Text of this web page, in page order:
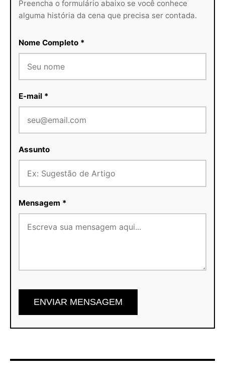
Preencha o formulário abaixo se você conhece
alguma história da cena que precisa ser contada.
Nome Completo *
E-mail *
Assunto
Mensagem *
ENVIAR MENSAGEM